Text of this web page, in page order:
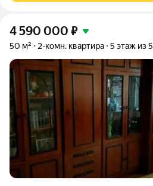
4 590 000 ₽
50 м² 2-комн. квартира 5 этаж из 5